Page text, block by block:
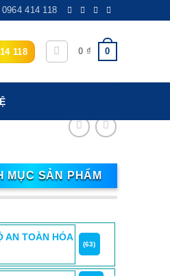
414 118
118 0 ₫ 0
MỤC SẢN PHẨM
AN TOÀN HÓA
(63)